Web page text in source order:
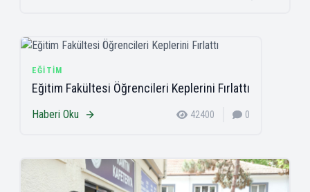
EĞITIM
Eğitim Fakültesi Öğrencileri Keplerini Fırlattı
Haberi Oku 42400 0